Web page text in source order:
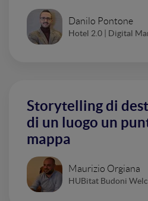
Danilo Pontone
Hotel 2.0 | Digital
Storytelling di
di un luogo un
mappa
Maurizio Orgiana
HUBitat Budoni